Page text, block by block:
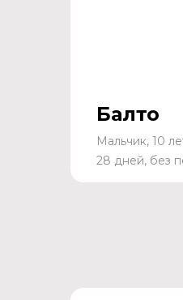
Балто
Мальчик, 10
28 дней, без